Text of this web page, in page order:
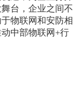
台，企业之间不
物联网和安防相
中部物联网+行